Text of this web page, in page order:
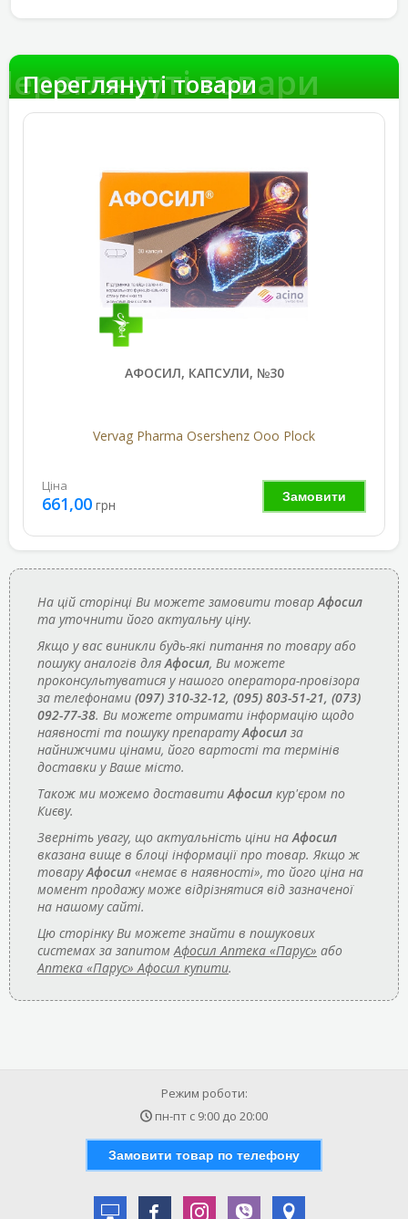
товари
Переглянуті товари
АФОСИЛ, КАПСУЛИ, №30
Vervag Pharma Osershenz Ooo Plock
Замовити
Ціна
661,00 грн
На цій сторінці Ви можете замовити товарАфосил
та уточнити його актуальну ціну.
Якщо у вас виникли будь-які питання по товару або
пошуку аналогів дляАфосил, Ви можете
проконсультуватися у нашого оператора-провізора
за телефонами (097) 310-32-12, (095) 803-51-21, (073)
092-77-38. Ви можете отримати інформацію щодо
наявності та пошуку препаратуАфосил за
найнижчими цінами, його вартості та термінів
доставки у Ваше місто.
Також ми можемо доставитиАфосил кур'єром по
Києву.
Зверніть увагу, що актуальність ціни наАфосил
вказана вище в блоці інформації про товар. Якщо ж
товаруАфосил «немає в наявності», то його ціна на
момент продажу може відрізнятися від зазначеної
на нашому сайті.
Цю сторінку Ви можете знайти в пошукових
системах за запитомАфосил Аптека «Парус» або
Аптека «Парус» Афосил купити.
Режим роботи:
пн-пт с 9:00 до 20:00
Замовити товар по телефону